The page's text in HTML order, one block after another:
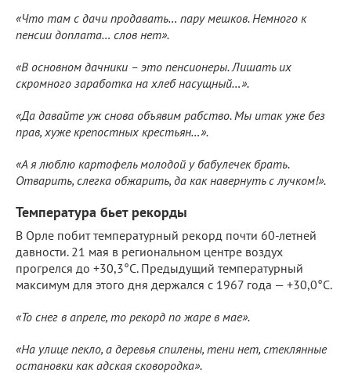
«Что там с дачи продавать… пару мешков. Немного к
пенсии доплата… слов нет».
«В основном дачники – это пенсионеры. Лишать их
скромного заработка на хлеб насущный…».
«Да давайте уж снова объявим рабство. Мы итак уже без
прав, хуже крепостных крестьян…».
«А я люблю картофель молодой у бабулечек брать.
Отварить, слегка обжарить, да как навернуть с лучком!».
Температура бьет рекорды
В Орле побит температурный рекорд почти 60-летней
давности. 21 мая в региональном центре воздух
прогрелся до +30,3°C. Предыдущий температурный
максимум для этого дня держался с 1967 года — +30,0°C.
«То снег в апреле, то рекорд по жаре в мае».
«На улице пекло, а деревья спилены, тени нет, стеклянные
остановки как адская сковородка».